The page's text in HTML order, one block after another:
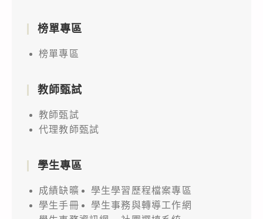
榜單專區
榜單專區
教師甄試
教師甄試
代理教師甄試
學生專區
成績缺曠
學生學習歷程檔案專區
學生手冊
學生事務與轉導工作網